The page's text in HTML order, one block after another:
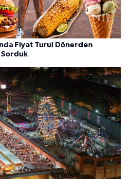
Fiyat Turu! Dönerden
Sorduk